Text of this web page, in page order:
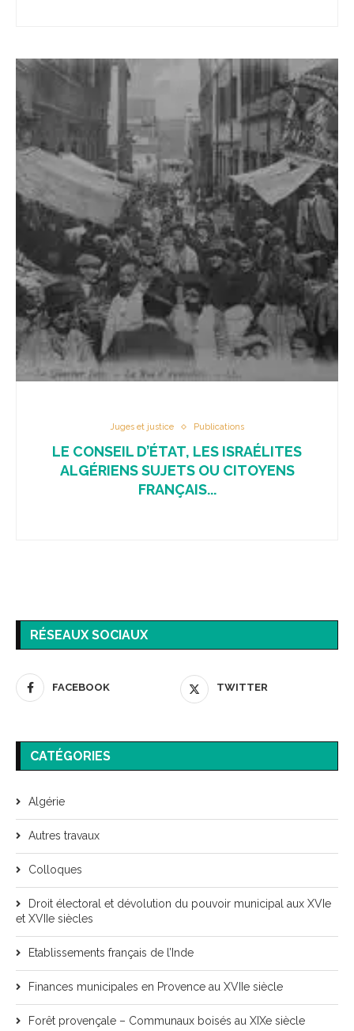
Juges et justice Publications
LE CONSEIL D’ÉTAT, LES ISRAÉLITES
ALGÉRIENS SUJETS OU CITOYENS
FRANÇAIS...
RÉSEAUX SOCIAUX
FACEBOOK TWITTER
CATÉGORIES
Algérie
Autres travaux
Colloques
Droit électoral et dévolution du pouvoir municipal aux XVIe
et XVIIe siècles
Etablissements français de l’Inde
Finances municipales en Provence au XVIIe siècle
Forêt provençale – Communaux boisés au XIXe siècle